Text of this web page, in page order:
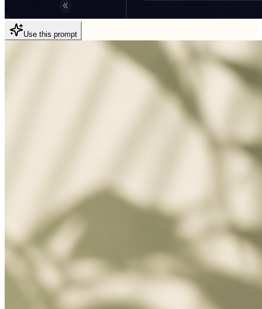
Use this prompt